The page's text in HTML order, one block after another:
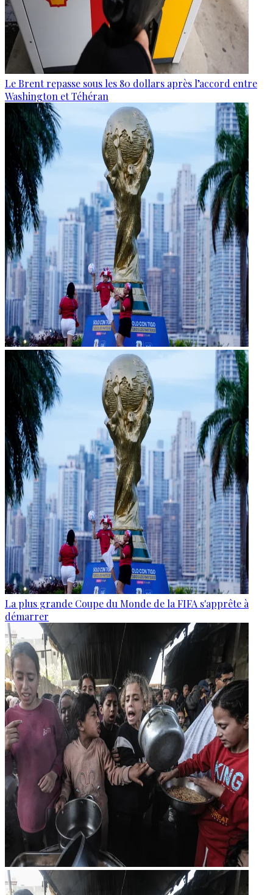
Le Brent repasse sous les 80 dollars après l’accord entre
Washington et Téhéran
La plus grande Coupe du Monde de la FIFA s'apprête à
démarrer